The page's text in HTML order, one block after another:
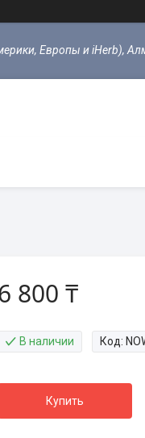
Европы и iHerb),
800 ₸
В наличии Код:
Купить